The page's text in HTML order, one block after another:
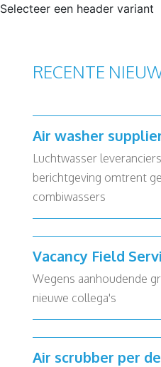
Selecteer een header variant
RECENTE
Air washer
Luchtwasser
berichtgeving omtrent
combiwassers
Vacancy Field
Wegens aanhoudende
nieuwe collega's
Air scrubber per